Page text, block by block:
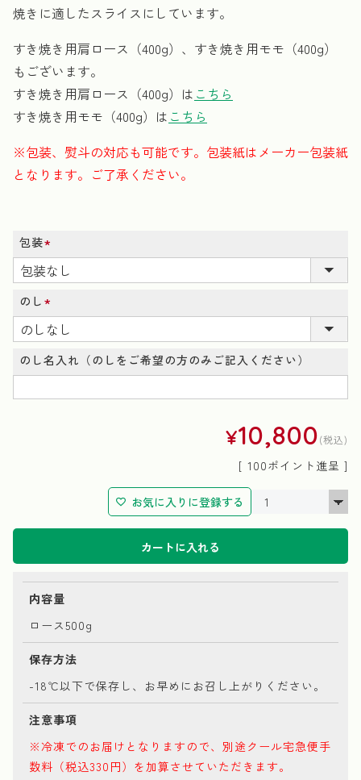
焼きに適したスライスにしています。
すき焼き用肩ロース（400g）、すき焼き用モモ（400g）
もございます。
すき焼き用肩ロース（400g）は こちら
すき焼き用モモ（400g）は こちら
※包装、熨斗の対応も可能です。包装紙はメーカー包装紙
となります。ご了承ください。
包装
(必
須)
のし
(必
須)
のし名入れ（のしをご希望の方のみご記入ください）
¥10,800 税込
[ 100ポイント進呈 ]
お気に入りに登録する
カートに入れる
内容量
ロース500g
保存方法
-18℃以下で保存し、お早めにお召し上がりください。
注意事項
※冷凍でのお届けとなりますので、別途クール宅急便手
数料（税込330円）を加算させていただきます。